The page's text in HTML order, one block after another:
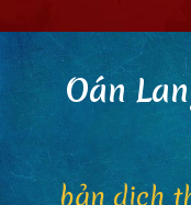
Oán
bản dịch